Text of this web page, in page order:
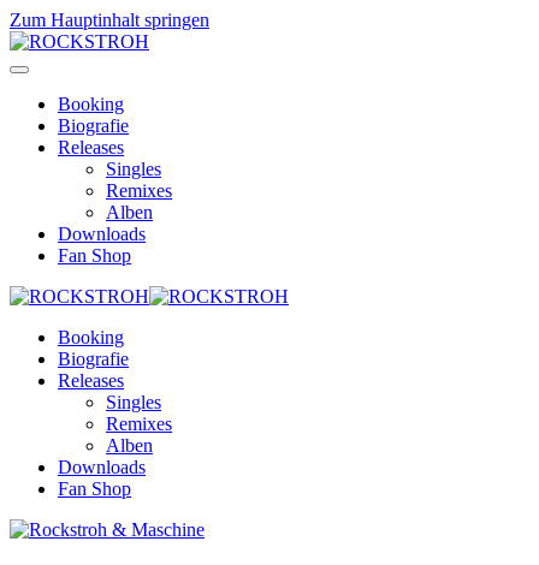
Zum Hauptinhalt springen
Booking
Biografie
Releases
Singles
Remixes
Alben
Downloads
Fan Shop
Booking
Biografie
Releases
Singles
Remixes
Alben
Downloads
Fan Shop